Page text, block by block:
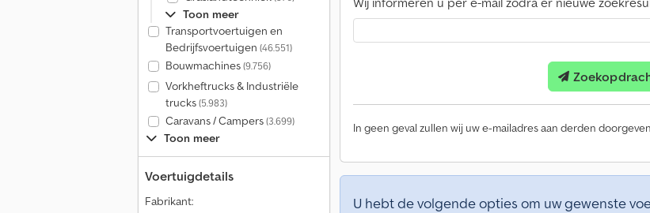
Toon meer
Transportvoertuigen en
Bedrijfsvoertuigen (46.551)
Bouwmachines(9.756)
Vorkheftrucks & Industriële
trucks(5.983)
Caravans / Campers(3.699)
Toon meer
Voertuigdetails
Fabrikant:
In geen geval zullen wij uw e-mailadres aan derden
U hebt de volgende opties om uw gewenste